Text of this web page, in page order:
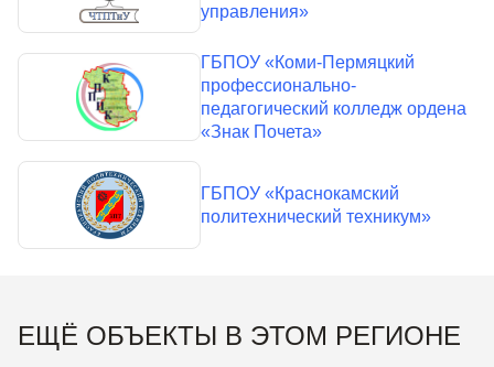
управления»
ГБПОУ «Коми-Пермяцкий
профессионально-
педагогический колледж ордена
«Знак Почета»
ГБПОУ «Краснокамский
политехнический техникум»
ЕЩЁ ОБЪЕКТЫ В ЭТОМ РЕГИОНЕ